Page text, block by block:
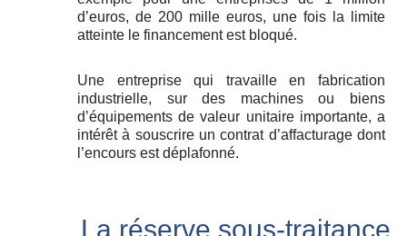
d’euros, de 200 mille euros, une fois la limite
atteinte le financement est bloqué.
Une entreprise qui travaille en fabrication
industrielle, sur des machines ou biens
d’équipements de valeur unitaire importante, a
intérêt à souscrire un contrat d’affacturage dont
l’encours est déplafonné.
La réserve sous-traitance